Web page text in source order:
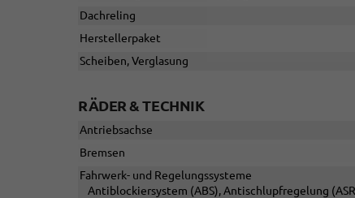
Dachreling
Herstellerpaket
Scheiben, Verglasung
RÄDER & TECHNIK
Antriebsachse
Bremsen
Fahrwerk- und Regelungssysteme
Antiblockiersystem (ABS), Antischlupfregelung